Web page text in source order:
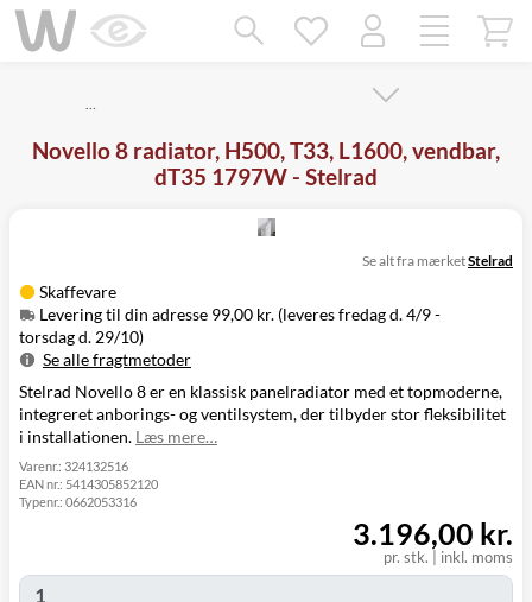
…
Novello 8 radiator, H500, T33, L1600, vendbar,
dT35 1797W - Stelrad
Skaffevare
Levering til din adresse 99,00 kr. (leveres fredag d. 4/9 -
torsdag d. 29/10)
Se alle fragtmetoder
Metode
Pris
Leveres
Levering til
din adresse
99,00 kr.
Fredag d. 4/9 -
Click&Collect
i Svenstrup
(9230)
Se alt fra mærketStelrad
Stelrad Novello 8 er en klassisk panelradiator med et topmoderne,
integreret anborings- og ventilsystem, der tilbyder stor fleksibilitet
i installationen. Læs mere…
Varenr.: 324132516
EAN nr.: 5414305852120
Typenr.: 0662053316
pr. stk. inkl. moms
3.196,00 kr.
Mangler chatten?
Ret samtykke!